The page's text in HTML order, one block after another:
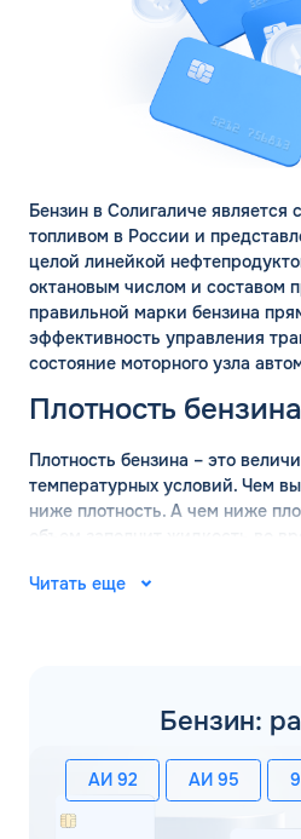
Бензин в Солигаличе
топливом в России и
целой линейкой
октановым числом и составом
правильной марки бензина
эффективность управления
состояние моторного узла
Плотность бензина
Плотность бензина – это
температурных условий. Чем
ниже плотность. А чем ниже
объем заполнит жидкость во
обязательно проводится
АИ-95 – 750 кг/м3;
АИ-98 – 780 кг/м3.
Читать еще
Бензин:
АИ 92 АИ 95